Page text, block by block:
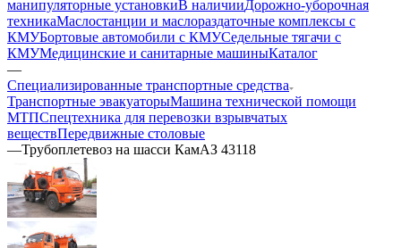
манипуляторные установкиВ наличииДорожно-уборочная
техникаМаслостанции и маслораздаточные комплексы с
КМУБортовые автомобили с КМУСедельные тягачи с
КМУМедицинские и санитарные машиныКаталог
—
Специализированные транспортные средства
Транспортные эвакуаторыМашина технической помощи
МТПСпецтехника для перевозки взрывчатых
веществПередвижные столовые
—Трубоплетевоз на шасси КамАЗ 43118